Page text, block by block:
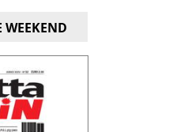
WEEKEND